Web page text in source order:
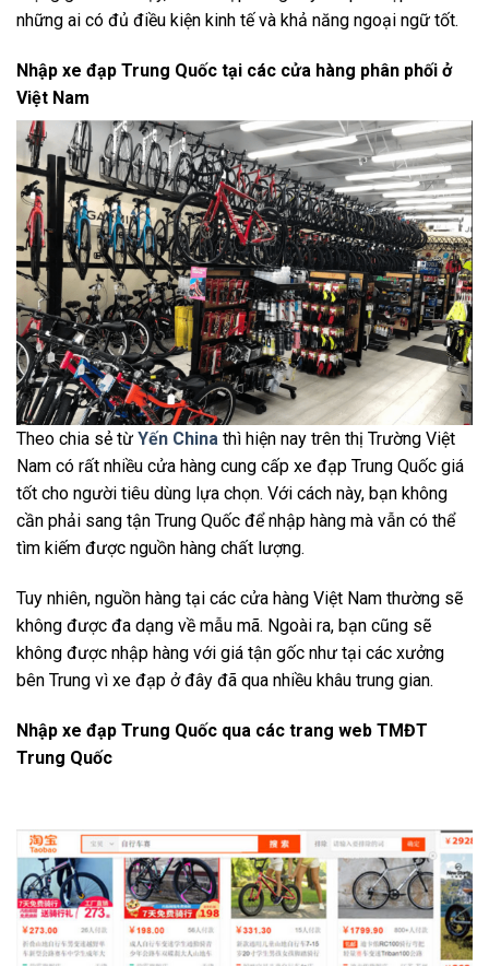
những ai có đủ điều kiện kinh tế và khả năng ngoại ngữ tốt.
Nhập xe đạp Trung Quốc tại các cửa hàng phân phối ở
Việt Nam
Theo chia sẻ từ Yến China thì hiện nay trên thị Trường Việt
Nam có rất nhiều cửa hàng cung cấp xe đạp Trung Quốc giá
tốt cho người tiêu dùng lựa chọn. Với cách này, bạn không
cần phải sang tận Trung Quốc để nhập hàng mà vẫn có thể
tìm kiếm được nguồn hàng chất lượng.
Tuy nhiên, nguồn hàng tại các cửa hàng Việt Nam thường sẽ
không được đa dạng về mẫu mã. Ngoài ra, bạn cũng sẽ
không được nhập hàng với giá tận gốc như tại các xưởng
bên Trung vì xe đạp ở đây đã qua nhiều khâu trung gian.
Nhập xe đạp Trung Quốc qua các trang web TMĐT
Trung Quốc